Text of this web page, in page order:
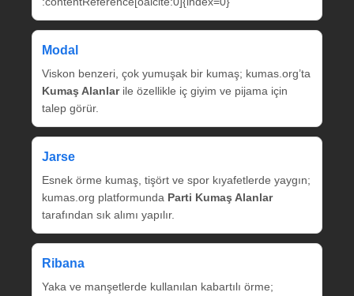
Modal
Viskon benzeri, çok yumuşak bir kumaş; kumas.org’ta
Kumaş Alanlarile özellikle iç giyim ve pijama için
talep görür.
Jarse
Esnek örme kumaş, tişört ve spor kıyafetlerde yaygın;
kumas.org platformunda Parti Kumaş Alanlar
tarafından sık alımı yapılır.
Ribana
Yaka ve manşetlerde kullanılan kabartılı örme;